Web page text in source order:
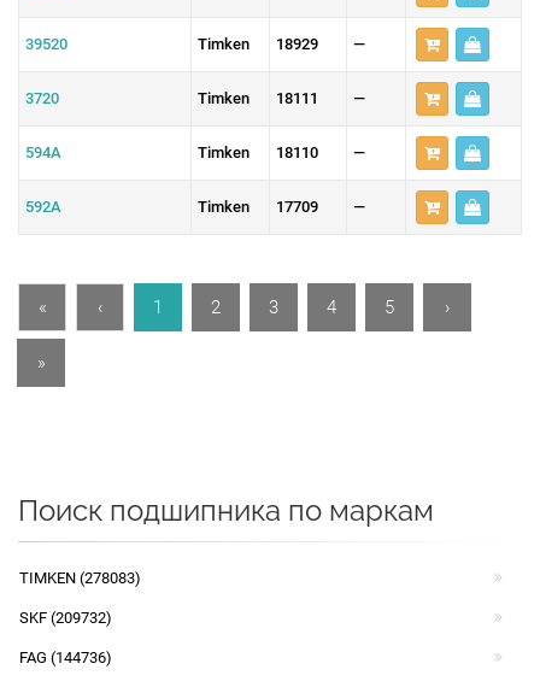
39520 Timken 18929 —
3720 Timken 18111 —
594A Timken 18110 —
592A Timken 17709 —
« ‹ 1 2 3 4 5 ›
»
Поиск подшипникa по маркам
TIMKEN (278083)
SKF (209732)
FAG (144736)